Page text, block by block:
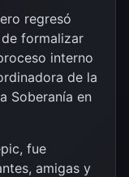
regresó
formalizar
interno
de la
Soberanía en
fue
amigas y